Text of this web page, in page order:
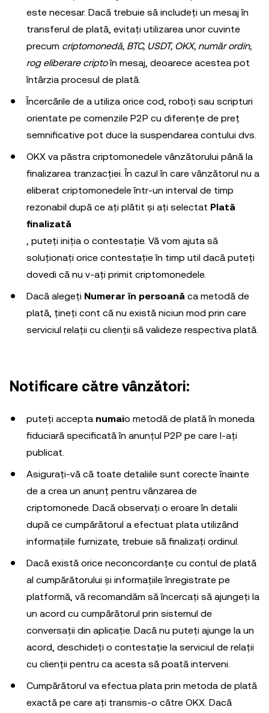
este necesar. Dacă trebuie să includeți un mesaj în
transferul de plată, evitați utilizarea unor cuvinte
precum criptomonedă, BTC, USDT, OKX, număr ordin,
rog eliberare criptoîn mesaj, deoarece acestea pot
întârzia procesul de plată.
Încercările de a utiliza orice cod, roboți sau scripturi
orientate pe comenzile P2P cu diferențe de preț
semnificative pot duce la suspendarea contului dvs.
OKX va păstra criptomonedele vânzătorului până la
finalizarea tranzacției. În cazul în care vânzătorul nu a
eliberat criptomonedele într-un interval de timp
rezonabil după ce ați plătit și ați selectat Plată
finalizată
, puteți iniția o contestație. Vă vom ajuta să
soluționați orice contestație în timp util dacă puteți
dovedi că nu v-ați primit criptomonedele.
Dacă alegeți Numerar în persoană ca metodă de
plată, țineți cont că nu există niciun mod prin care
serviciul relații cu clienții să valideze respectiva plată.
Notificare către vânzători:
puteți accepta numaio metodă de plată în moneda
fiduciară specificată în anunțul P2P pe care l-ați
publicat.
Asigurați-vă că toate detaliile sunt corecte înainte
de a crea un anunț pentru vânzarea de
criptomonede. Dacă observați o eroare în detalii
după ce cumpărătorul a efectuat plata utilizând
informațiile furnizate, trebuie să finalizați ordinul.
Dacă există orice neconcordanțe cu contul de plată
al cumpărătorului și informațiile înregistrate pe
platformă, vă recomandăm să încercați să ajungeți la
un acord cu cumpărătorul prin sistemul de
conversații din aplicație. Dacă nu puteți ajunge la un
acord, deschideți o contestație la serviciul de relații
cu clienții pentru ca acesta să poată interveni.
Cumpărătorul va efectua plata prin metoda de plată
exactă pe care ați transmis-o către OKX. Dacă